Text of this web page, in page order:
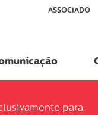
MenuASSOCIADO
para